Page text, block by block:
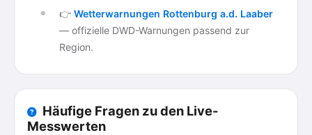
👉 Wetterwarnungen Rottenburg a.d. Laaber
— offizielle DWD-Warnungen passend zur
Region.
Häufige Fragen zu den Live-
Messwerten